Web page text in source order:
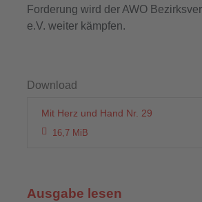
Forderung wird der AWO
e.V. weiter kämpfen.
Download
Mit Herz und Hand Nr. 29
16,7 MiB
Ausgabe lesen